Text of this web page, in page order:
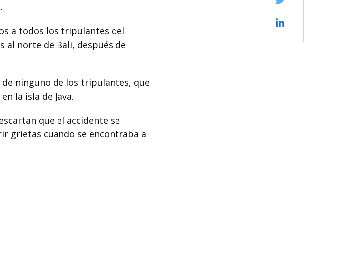
a todos los tripulantes del
al norte de Bali, después de
ninguno de los tripulantes, que
la isla de Java.
que el accidente se
grietas cuando se encontraba a